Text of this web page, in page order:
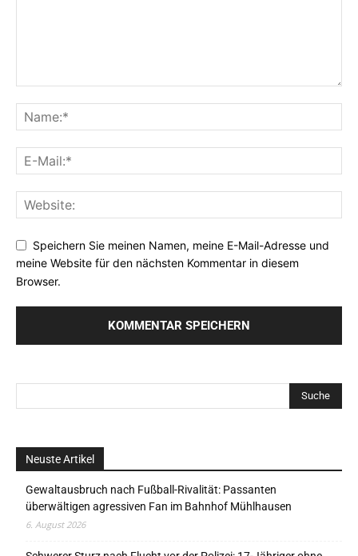
Speichern Sie meinen Namen, meine E-Mail-Adresse und
meine Website für den nächsten Kommentar in diesem
Browser.
Neuste Artikel
Gewaltausbruch nach Fußball-Rivalität: Passanten
überwältigen agressiven Fan im Bahnhof Mühlhausen
6. August 2026